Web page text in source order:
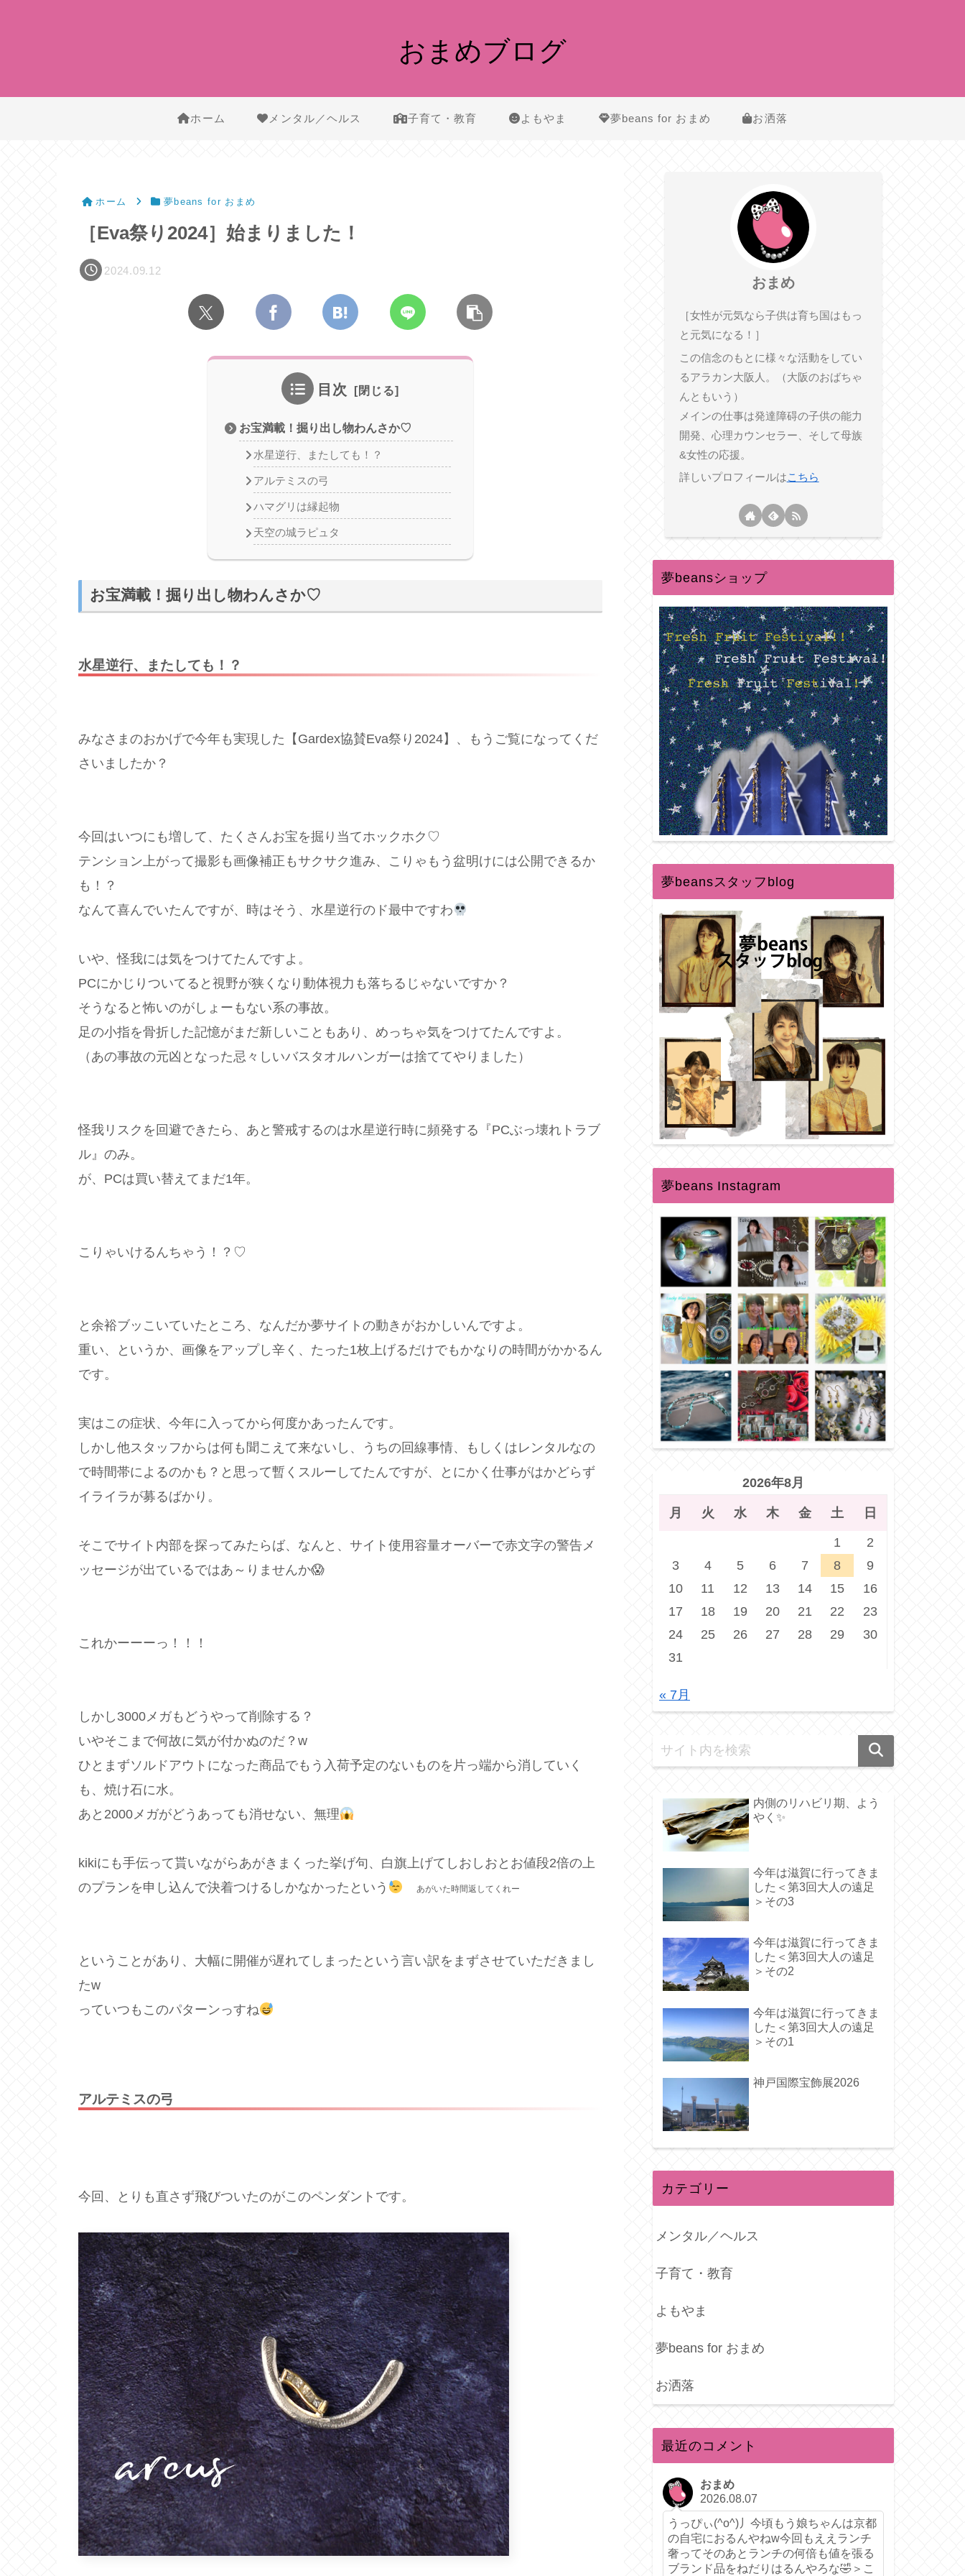
おまめブログ
ホーム メンタル／ヘルス 子育て・教育 よもやま 夢beans for おまめ お洒落
ホーム 夢beans for おまめ
［Eva祭り2024］始まりました！
2024.09.12
目次
お宝満載！掘り出し物わんさか♡
水星逆行、またしても！？
アルテミスの弓
ハマグリは縁起物
天空の城ラピュタ
お宝満載！掘り出し物わんさか♡
水星逆行、またしても！？
みなさまのおかげで今年も実現した【Gardex協賛Eva祭り2024】、もうご覧になってくだ
さいましたか？
今回はいつにも増して、たくさんお宝を掘り当てホックホク♡
テンション上がって撮影も画像補正もサクサク進み、こりゃもう盆明けには公開できるか
も！？
なんて喜んでいたんですが、時はそう、水星逆行のド最中ですわ
いや、怪我には気をつけてたんですよ。
PCにかじりついてると視野が狭くなり動体視力も落ちるじゃないですか？
そうなると怖いのがしょーもない系の事故。
足の小指を骨折した記憶がまだ新しいこともあり、めっちゃ気をつけてたんですよ。
（あの事故の元凶となった忌々しいバスタオルハンガーは捨ててやりました）
怪我リスクを回避できたら、あと警戒するのは水星逆行時に頻発する『PCぶっ壊れトラブ
ル』のみ。
が、PCは買い替えてまだ1年。
こりゃいけるんちゃう！？♡
と余裕ブッこいていたところ、なんだか夢サイトの動きがおかしいんですよ。
重い、というか、画像をアップし辛く、たった1枚上げるだけでもかなりの時間がかかるん
です。
実はこの症状、今年に入ってから何度かあったんです。
しかし他スタッフからは何も聞こえて来ないし、うちの回線事情、もしくはレンタルなの
で時間帯によるのかも？と思って暫くスルーしてたんですが、とにかく仕事がはかどらず
イライラが募るばかり。
そこでサイト内部を探ってみたらば、なんと、サイト使用容量オーバーで赤文字の警告メ
ッセージが出ているではあ～りませんか😱
これかーーーっ！！！
しかし3000メガもどうやって削除する？
いやそこまで何故に気が付かぬのだ？w
ひとまずソルドアウトになった商品でもう入荷予定のないものを片っ端から消していく
も、焼け石に水。
あと2000メガがどうあっても消せない、無理
kikiにも手伝って貰いながらあがきまくった挙げ句、白旗上げてしおしおとお値段2倍の上
のプランを申し込んで決着つけるしかなかったという
あがいた時間返してくれー
ということがあり、大幅に開催が遅れてしまったという言い訳をまずさせていただきまし
たw
っていつもこのパターンっすね
アルテミスの弓
今回、とりも直さず飛びついたのがこのペンダントです。
おまめ
［女性が元気なら子供は育ち国はもっ
と元気になる！］
この信念のもとに様々な活動をしてい
るアラカン大阪人。（大阪のおばちゃ
んともいう）
メインの仕事は発達障碍の子供の能力
開発、心理カウンセラー、そして母族
&女性の応援。
詳しいプロフィールはこちら
夢beansショップ
夢beansスタッフblog
夢beans Instagram
2026年8月
月 火 水 木 金 土 日
1
2
3
4 5 6 7 8
9
10
11 12 13 14 15
16
17
18 19 20 21 22
23
24
25 26 27 28 29
30
31
« 7月
内側のリハビリ期、よう
やく✨️
今年は滋賀に行ってきま
した＜第3回大人の遠足
＞その3
今年は滋賀に行ってきま
した＜第3回大人の遠足
＞その2
今年は滋賀に行ってきま
した＜第3回大人の遠足
＞その1
神戸国際宝飾展2026
カテゴリー
メンタル／ヘルス
子育て・教育
よもやま
夢beans for おまめ
お洒落
最近のコメント
おまめ
2026.08.07
うっぴぃ(^o^)丿今頃もう娘ちゃんは京都
の自宅におるんやねw今回もええランチ
奢ってそのあとランチの何倍も値を張る
ブランド品をねだりはるんやろな🤣＞こ